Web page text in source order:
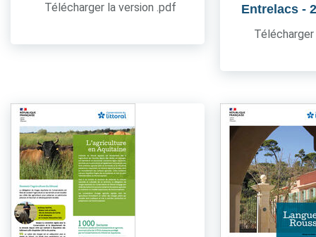
Télécharger la version .pdf Entrelacs -